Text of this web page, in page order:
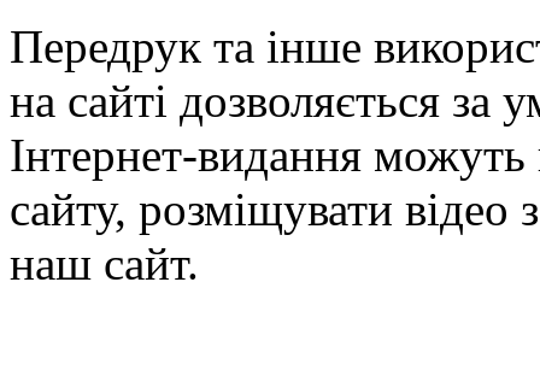
Передрук та інше
на сайті дозволяється
Інтернет-видання можуть
сайту, розміщувати відео
наш сайт.